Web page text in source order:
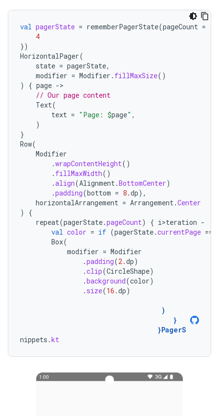
val pagerState = rememberPagerState(pageCount = {
4
})
HorizontalPager(
state = pagerState,
modifier = Modifier . fillMaxSize()
)
{ page -
// Our page content
Text(
text = "Page: $page" ,
)
}
Row(
Modifier
.wrapContentHeight()
. fillMaxWidth()
.align(Alignment.BottomCenter)
.padding(bottom = 8.dp),
horizontalArrangement = Arrangement.Center
)
{
repeat(pagerState.pageCount) { i>teration -
val color = if (pagerState.currentPage ==
Box(
modifier = Modifier
.padding(2.dp)
.clip(CircleShape)
.background(color)
. size(16.dp)
)
}
}PagerS
nippets .kt